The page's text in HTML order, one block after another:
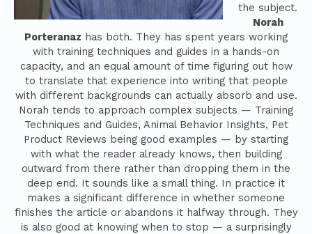
the subject.
Norah
Porteranaz has both. They has spent years working
with training techniques and guides in a hands-on
capacity, and an equal amount of time figuring out how
to translate that experience into writing that people
with different backgrounds can actually absorb and use.
Norah tends to approach complex subjects — Training
Techniques and Guides, Animal Behavior Insights, Pet
Product Reviews being good examples — by starting
with what the reader already knows, then building
outward from there rather than dropping them in the
deep end. It sounds like a small thing. In practice it
makes a significant difference in whether someone
finishes the article or abandons it halfway through. They
is also good at knowing when to stop — a surprisingly